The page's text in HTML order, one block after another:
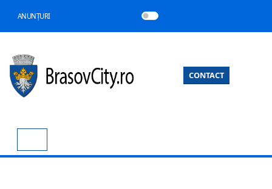
ANUNȚURI
CONTACT